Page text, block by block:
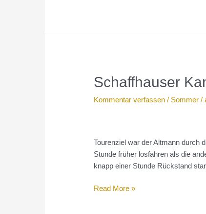
Schaffhauser
Kommentar verfassen / Sommer /
Tourenziel war der Altmann durch
Stunde früher losfahren als die
knapp einer Stunde Rückstand
Schaffhauser
Read More »